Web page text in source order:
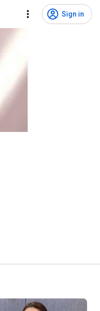
Sign in